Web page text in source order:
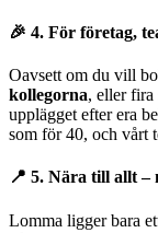
🎉 4. För företag,
Oavsett om du vill
kollegorna, eller fira
upplägget efter era
som för 40, och vårt
📍 5. Nära till allt –
Lomma ligger bara